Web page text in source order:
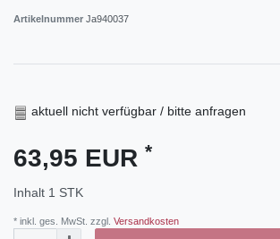
Artikelnummer Ja940037
aktuell nicht verfügbar / bitte anfragen
63,95 EUR *
Inhalt 1 STK
* inkl. ges. MwSt. zzgl. Versandkosten